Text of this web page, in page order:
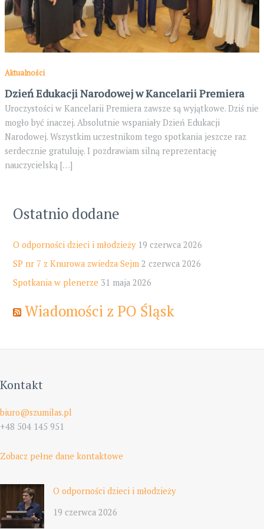
Aktualności
Dzień Edukacji Narodowej w Kancelarii Premiera
Uroczystości w Kancelarii Premiera zawsze są wyjątkowe. Dziś nie
mogło być inaczej. Absolutnie wspaniały Dzień Edukacji
Narodowej. Wszystkim uczestnikom tego spotkania jeszcze raz
serdecznie gratuluję. I pozdrawiam silną reprezentację
nauczycielską […]
Ostatnio dodane
O odporności dzieci i młodzieży 19 czerwca 2026
SP nr 7 z Knurowa zwiedza Sejm 2 czerwca 2026
Spotkania w plenerze 31 maja 2026
Wiadomości z PO Śląsk
Kontakt
biuro@szumilas.pl
+48 504 145 951
Zobacz pełne dane kontaktowe
O odporności dzieci i młodzieży
19 czerwca 2026